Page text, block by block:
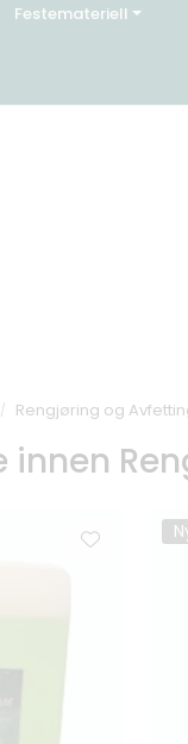
Festemateriell
Rengjøring og
innen